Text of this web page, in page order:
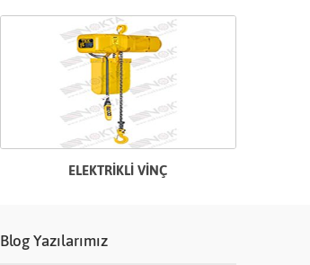
ELEKTRİKLİ VİNÇ
Blog Yazılarımız